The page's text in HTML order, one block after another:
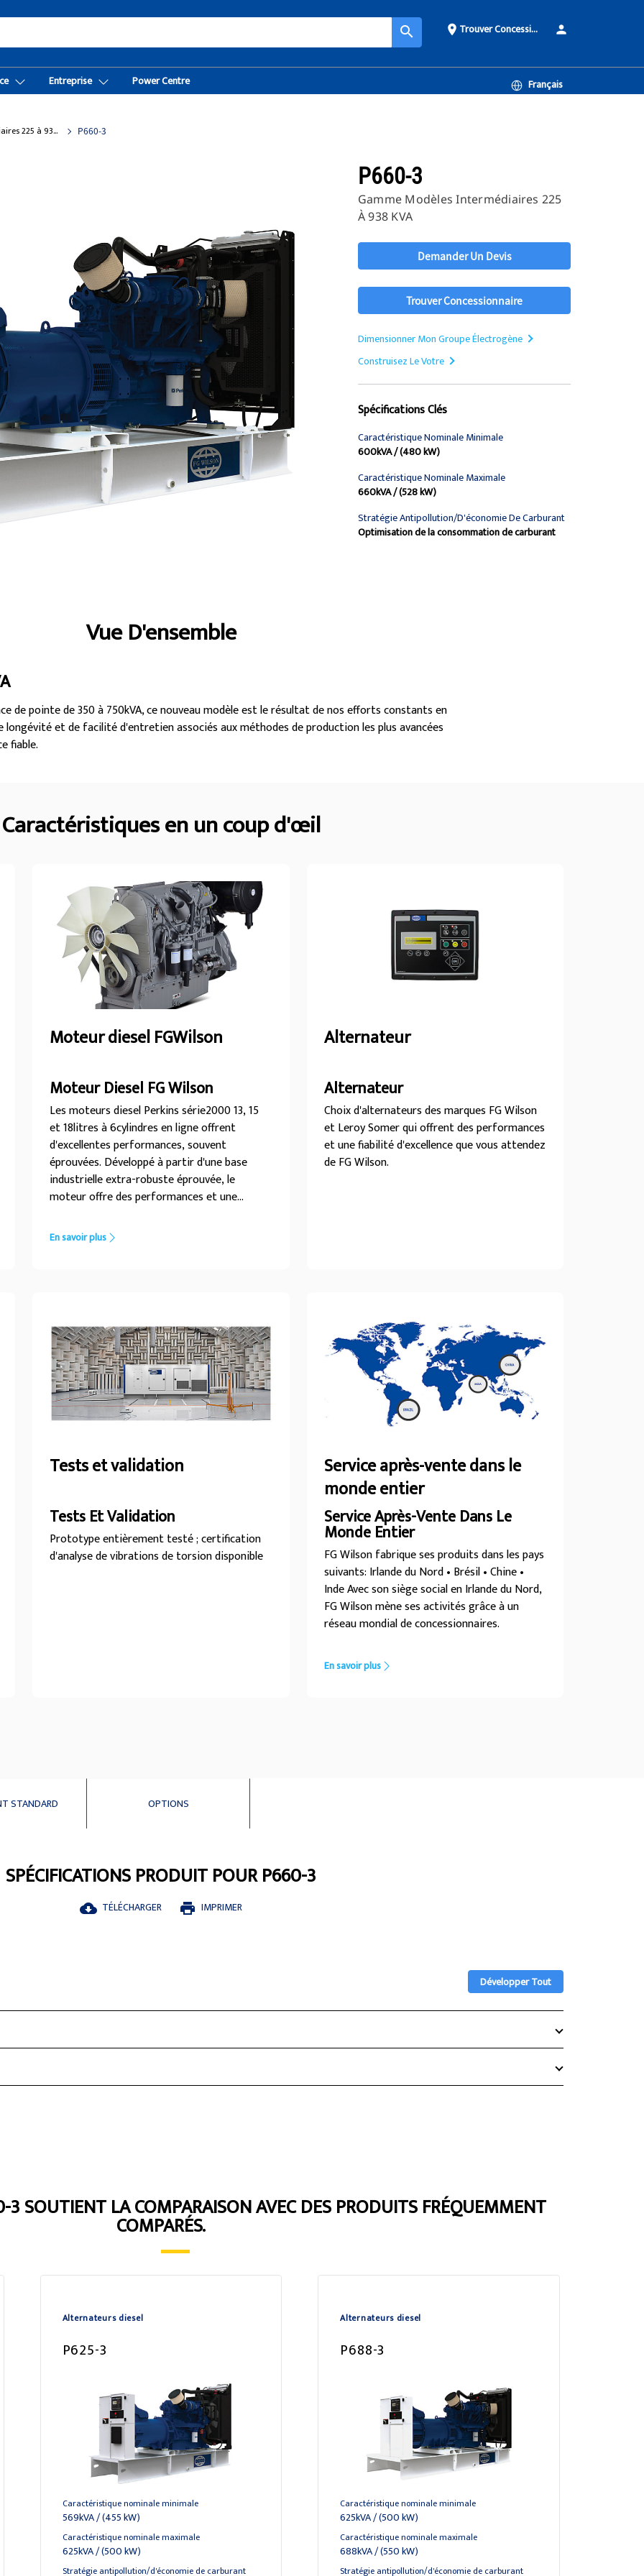
search place Trouver Concessionnaireperson
Entreprise Power Centre Français
Gamme modèles intermédiaires 225 à 938 kVA P660-3
P660-3
Gamme Modèles Intermédiaires 225
À 938 KVA
Demander Un Devis
Trouver Concessionnaire
Dimensionner Mon Groupe Électrogène
Construisez Le Votre
Spécifications Clés
Caractéristique Nominale Minimale
600kVA / (480 kW)
Caractéristique Nominale Maximale
660kVA / (528 kW)
Stratégie Antipollution/d'économie De Carburant
Optimisation de la consommation de carburant
Spécifications Présentation
Vue D'ensemble
de pointe de 350 à 750kVA, ce nouveau modèle est le résultat de nos efforts constants en
et de facilité d'entretien associés aux méthodes de production les plus avancées
fiable.
Caractéristiques en un coup d'œil
Moteur diesel FGWilson
Moteur Diesel FG Wilson
Les moteurs diesel Perkins série2000 13, 15
et 18litres à 6cylindres en ligne offrent
d'excellentes performances, souvent
éprouvées. Développé à partir d'une base
industrielle extra-robuste éprouvée, le
moteur offre des performances et une
gamme assure un fonctionnement
économique et durable, de faibles émissions
En savoir plus
Alternateur
Alternateur
Choix d'alternateurs des marques FG Wilson
et Leroy Somer qui offrent des performances
et une fiabilité d'excellence que vous attendez
de FG Wilson.
Tests et validation
Tests Et Validation
Prototype entièrement testé ; certification
d'analyse de vibrations de torsion disponible
Service après-vente dans le
monde entier
Service Après-Vente Dans Le
Monde Entier
FG Wilson fabrique ses produits dans les pays
suivants: Irlande du Nord • Brésil • Chine •
Inde Avec son siège social en Irlande du Nord,
FG Wilson mène ses activités grâce à un
réseau mondial de concessionnaires.
En savoir plus
STANDARD OPTIONS
SPÉCIFICATIONS PRODUIT POUR P660-3
cloud_download TÉLÉCHARGER print IMPRIMER
Développer Tout
SOUTIENT LA COMPARAISON AVEC DES PRODUITS FRÉQUEMMENT
COMPARÉS.
Alternateurs diesel
P625-3
Caractéristique nominale minimale
569kVA / (455 kW)
Caractéristique nominale maximale
625kVA / (500 kW)
Stratégie antipollution/d'économie de carburant
Alternateurs diesel
P688-3
Caractéristique nominale minimale
625kVA / (500 kW)
Caractéristique nominale maximale
688kVA / (550 kW)
Stratégie antipollution/d'économie de carburant